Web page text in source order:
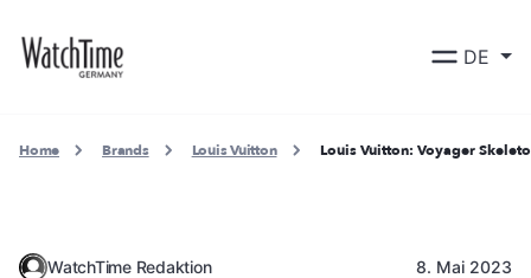
DE
Home Brands Louis Vuitton Louis Vuitton: Voyager
WatchTime Redaktion 8. Mai 2023